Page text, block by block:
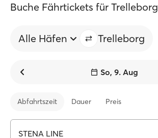
Buche Fährtickets für Trelleborg
Alle Häfen Trelleborg
So, 9. Aug
Abfahrtszeit Dauer Preis
STENA LINE